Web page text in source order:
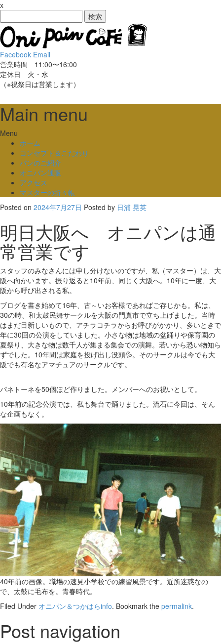
x
索:
Facebook Email
営業時間 11:00〜16:00
定休日 火・水
（※祝祭日は営業します）
Main menu
Skip
content
Menu
ホーム
コンセプト＆こだわり
パンのご紹介
オニパン通販
アクセス
マスターの折々帳
Posted on 2024年7月27日 Posted by 日浦 晃英
明日大阪へ オニパンは通
常営業です
スタッフのみなさんには申し分けないのですが、私（マスター）は、大
阪へ向かいます。振り返ると10年前、同じく大阪へ。10年に一度、大
阪から呼び出される私。
ブログを書き始めて16年、古～いお客様であればご存じかも。私は、
30の時、和太鼓民舞サークルを大阪の門真市で立ち上げました。当時
はまだ目新しいもので、アチラコチラからお呼びがかかり、多いときで
年に30回の公演をしていました。小さな物は地域の盆踊りや保育園の
夏祭り、大きな物は数千人が集まる集会での演舞。若いから恐い物知ら
ずでした。10年間は家庭を投げ出し没頭💦。そのサークルは今でも大
阪でも有名なアマチュアのサークルです。
パネトーネを50個ほど作りました。メンバーへのお祝いとして。
10年前の記念公演では、私も舞台で踊りました。流石に今回は、そん
な企画もなく。
40年前の画像。職場の速見小学校での練習風景です。近所迷惑なの
で、太鼓に毛布を。青春時代。
Filed Under オニパン＆つかはらinfo. Bookmark the permalink.
Post navigation